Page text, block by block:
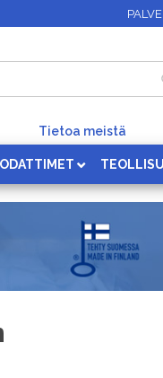
Tietoa meistä